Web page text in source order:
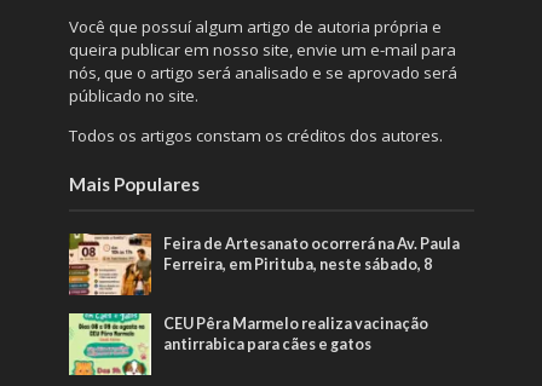
Você que possuí algum artigo de autoria própria e
queira publicar em nosso site, envie um e-mail para
nós, que o artigo será analisado e se aprovado será
públicado no site.
Todos os artigos constam os créditos dos autores.
Mais Populares
Feira de Artesanato ocorrerá na Av. Paula
Ferreira, em Pirituba, neste sábado, 8
CEU Pêra Marmelo realiza vacinação
antirrabica para cães e gatos